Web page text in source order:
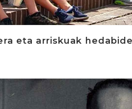
eta arriskuak